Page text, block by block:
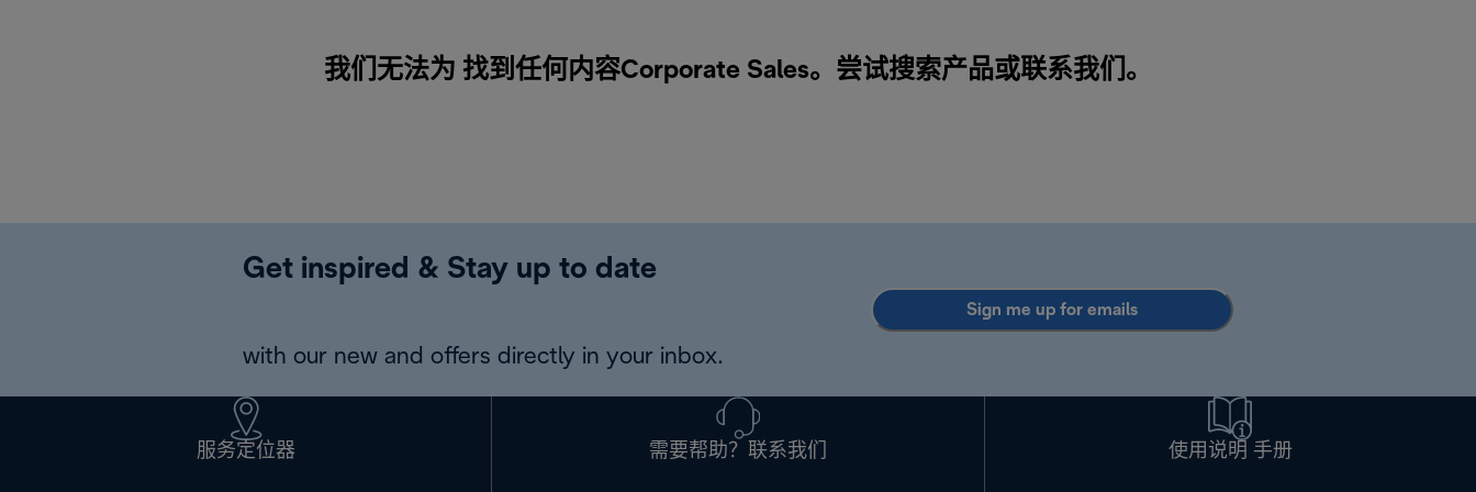
我们无法为 找到任何内容Corporate Sales。尝试搜索产品或联系我们 。
Get inspired & Stay up to date
with our new and offers directly in your inbox.
Sign me up for emails
服务定位器 需要帮助？联系我们 使用说明 手册